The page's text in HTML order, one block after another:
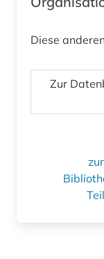
Diese
Zur